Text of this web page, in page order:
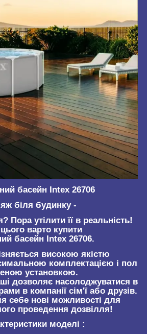
басейн Intex 26706
біля будинку -
Пора утілити її в реальність!
варто купити
басейн Intex 26706.
високою якістю
комплектацією і пол
установкою.
дозволяє насолоджуватися в
в компанії сім'ї або друзів.
себе нові можливості для
проведення дозвілля!
моделі :